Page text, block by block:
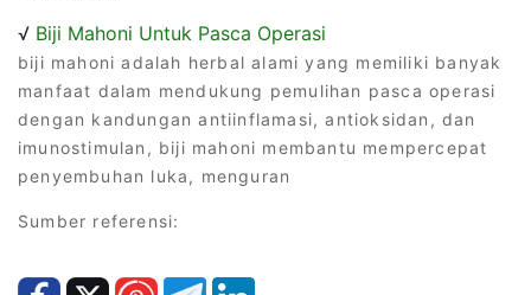
√ Biji Mahoni Untuk Pasca Operasi
biji mahoni adalah herbal alami yang memiliki banyak
manfaat dalam mendukung pemulihan pasca operasi
dengan kandungan antiinflamasi, antioksidan, dan
imunostimulan, biji mahoni membantu mempercepat
penyembuhan luka, menguran
Sumber referensi: